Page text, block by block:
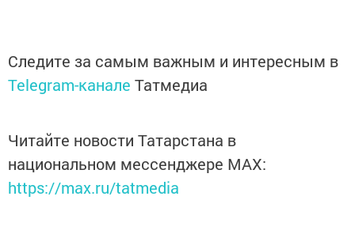
Следите за самым важным и интересным в
Telegram-канале Татмедиа
Читайте новости Татарстана в
национальном мессенджере MАХ:
https://max.ru/tatmedia